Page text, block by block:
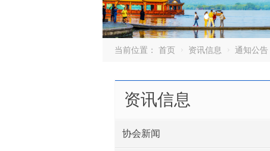
当前位置： 首页 资讯信息 通知公告
资讯信息
协会新闻